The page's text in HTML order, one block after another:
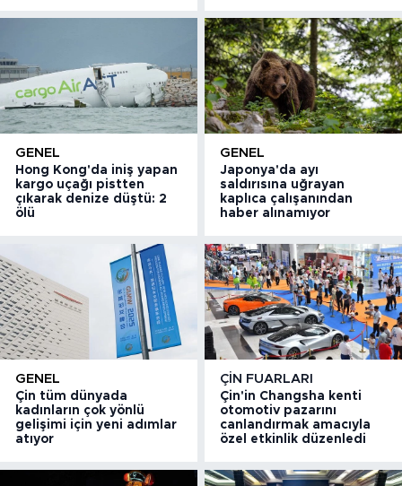
GENEL
Hong Kong'da iniş yapan
kargo uçağı pistten
çıkarak denize düştü: 2
ölü
GENEL
Japonya'da ayı
saldırısına uğrayan
kaplıca çalışanından
haber alınamıyor
GENEL
Çin tüm dünyada
kadınların çok yönlü
gelişimi için yeni adımlar
atıyor
ÇIN FUARLARI
Çin'in Changsha kenti
otomotiv pazarını
canlandırmak amacıyla
özel etkinlik düzenledi